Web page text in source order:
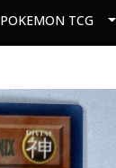
POKEMON TCG